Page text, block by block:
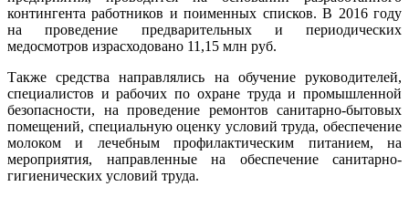
контингента работников и поименных списков. В 2016 году
на проведение предварительных и периодических
медосмотров израсходовано 11,15 млн руб.
Также средства направлялись на обучение руководителей,
специалистов и рабочих по охране труда и промышленной
безопасности, на проведение ремонтов санитарно-бытовых
помещений, специальную оценку условий труда, обеспечение
молоком и лечебным профилактическим питанием, на
мероприятия, направленные на обеспечение санитарно-
гигиенических условий труда.